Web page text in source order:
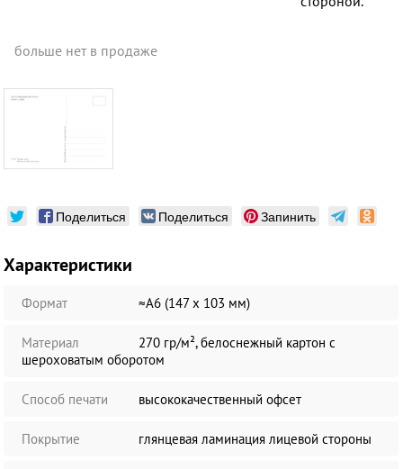
больше нет в продаже
Поделиться Поделиться Запинить
Характеристики
Формат ≈А6 (147 х 103 мм)
Материал
270 гр/м², белоснежный картон с
шероховатым оборотом
Способ печати высококачественный офсет
Покрытие глянцевая ламинация лицевой стороны